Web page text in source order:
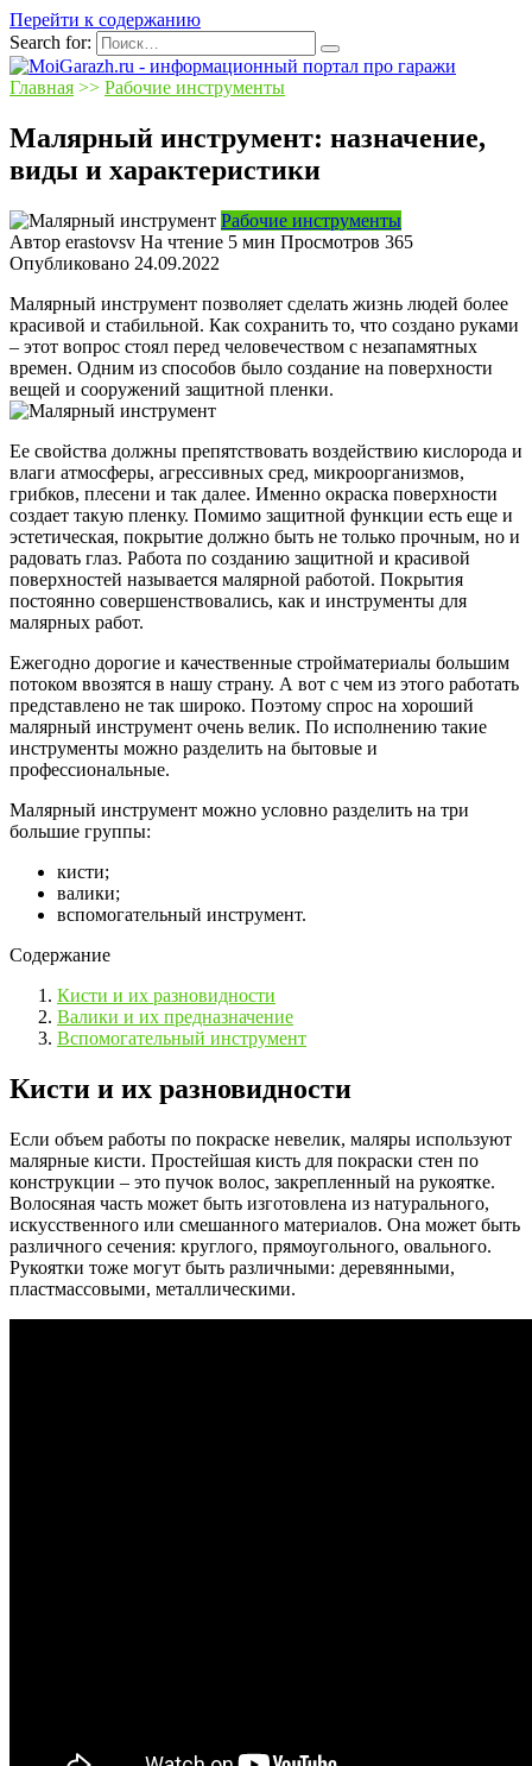
Перейти к содержанию
Search for:
Главная >> Рабочие инструменты
Малярный инструмент: назначение,
виды и характеристики
Рабочие инструменты
Автор erastovsv На чтение 5 мин Просмотров 365
Опубликовано 24.09.2022
Малярный инструмент позволяет сделать жизнь людей более
красивой и стабильной. Как сохранить то, что создано руками
– этот вопрос стоял перед человечеством с незапамятных
времен. Одним из способов было создание на поверхности
вещей и сооружений защитной пленки.
Ее свойства должны препятствовать воздействию кислорода и
влаги атмосферы, агрессивных сред, микроорганизмов,
грибков, плесени и так далее. Именно окраска поверхности
создает такую пленку. Помимо защитной функции есть еще и
эстетическая, покрытие должно быть не только прочным, но и
радовать глаз. Работа по созданию защитной и красивой
поверхностей называется малярной работой. Покрытия
постоянно совершенствовались, как и инструменты для
малярных работ.
Ежегодно дорогие и качественные стройматериалы большим
потоком ввозятся в нашу страну. А вот с чем из этого работать
представлено не так широко. Поэтому спрос на хороший
малярный инструмент очень велик. По исполнению такие
инструменты можно разделить на бытовые и
профессиональные.
Малярный инструмент можно условно разделить на три
большие группы:
кисти;
валики;
вспомогательный инструмент.
Содержание
Кисти и их разновидности
Валики и их предназначение
Вспомогательный инструмент
Кисти и их разновидности
Если объем работы по покраске невелик, маляры используют
малярные кисти. Простейшая кисть для покраски стен по
конструкции – это пучок волос, закрепленный на рукоятке.
Волосяная часть может быть изготовлена из натурального,
искусственного или смешанного материалов. Она может быть
различного сечения: круглого, прямоугольного, овального.
Рукоятки тоже могут быть различными: деревянными,
пластмассовыми, металлическими.